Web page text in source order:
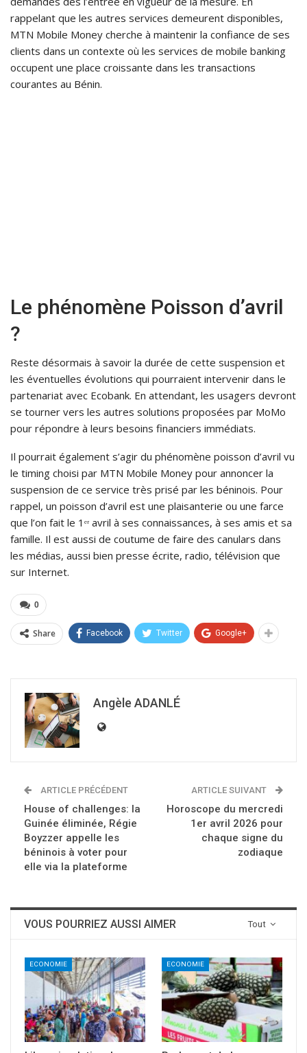
rappelant que les autres services demeurent disponibles,
MTN Mobile Money cherche à maintenir la confiance de ses
clients dans un contexte où les services de mobile banking
occupent une place croissante dans les transactions
courantes au Bénin.
Le phénomène Poisson d’avril
?
Reste désormais à savoir la durée de cette suspension et
les éventuelles évolutions qui pourraient intervenir dans le
partenariat avec Ecobank. En attendant, les usagers devront
se tourner vers les autres solutions proposées par MoMo
pour répondre à leurs besoins financiers immédiats.
Il pourrait également s’agir du phénomène poisson d’avril vu
le timing choisi par MTN Mobile Money pour annoncer la
suspension de ce service très prisé par les béninois. Pour
rappel, un poisson d’avril est une plaisanterie ou une farce
que l’on fait le 1ᵉʳ avril à ses connaissances, à ses amis et sa
famille. Il est aussi de coutume de faire des canulars dans
les médias, aussi bien presse écrite, radio, télévision que
sur Internet.
0
Share Facebook Twitter Google+
Angèle ADANLÉ
ARTICLE PRÉCÉDENT
House of challenges: la
Guinée éliminée, Régie
Boyzzer appelle les
béninois à voter pour
elle via la plateforme
ARTICLE SUIVANT
Horoscope du mercredi
1er avril 2026 pour
chaque signe du
zodiaque
Tout
VOUS POURRIEZ AUSSI AIMER
ECONOMIE ECONOMIE